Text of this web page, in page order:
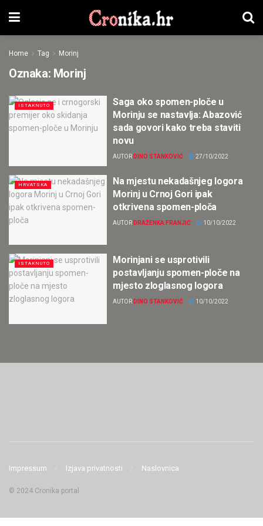
Home Tag Morinj
Oznaka: Morinj
ISTAKNUTO
Saga oko spomen-ploče u
Morinju se nastavlja: Abazović
sada govori kako treba staviti
novu
AUTOR DINO STANKOVIĆ 27/10/2022
HRVATSKA
Na mjestu nekadašnjeg logora
Morinj u Crnoj Gori ipak
otkrivena spomen-ploča
AUTOR DRAŽENKA FRANJIĆ 10/10/2022
ISTAKNUTO
Morinjani se usprotivili
postavljanju spomen-ploče na
mjesto zloglasnog logora
AUTOR DINO STANKOVIĆ 10/10/2022
Impressum Izjava privatnosti Naslovnica
© 2024 Cronika portal